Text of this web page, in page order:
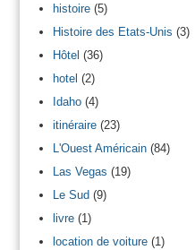
histoire(5)
Histoire des Etats-Unis (3)
Hôtel (36)
hotel (2)
Idaho(4)
itinéraire(23)
L'Ouest Américain(84)
Las Vegas (19)
Le Sud (9)
livre(1)
location de voiture(1)